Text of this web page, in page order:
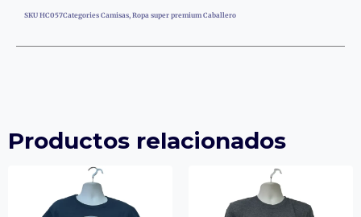
SKU HC057Categories Camisas, Ropa super premium Caballero
Productos relacionados